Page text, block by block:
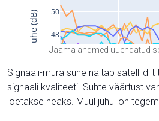
Jaama andmed uuendatud
Signaali-müra suhe näitab
signaali kvaliteeti. Suhte väärtust
loetakse heaks. Muul juhul on